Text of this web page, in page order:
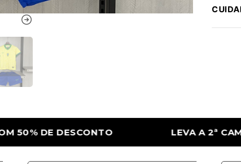
LEVA A 2ª CAMISOLA COM 50% DE DESCONTO